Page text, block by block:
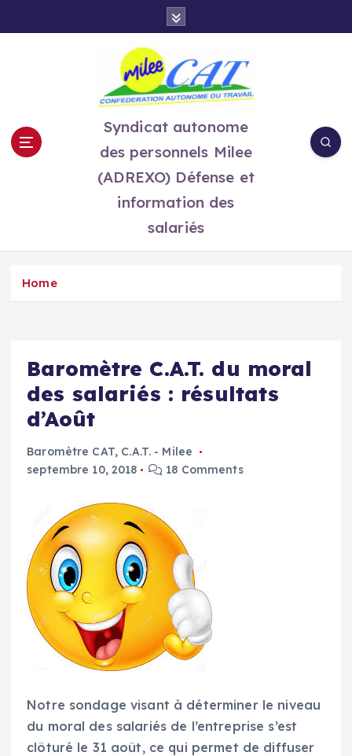
Syndicat autonome
des personnels Milee
(ADREXO) Défense et
information des
salariés
Home
Baromètre C.A.T. du moral
des salariés : résultats
d’Août
Baromètre CAT, C.A.T. - Milee
septembre 10, 2018
18 Comments
Notre sondage visant à déterminer le niveau
du moral des salariés de l’entreprise s’est
clôturé le 31 août, ce qui permet de diffuser